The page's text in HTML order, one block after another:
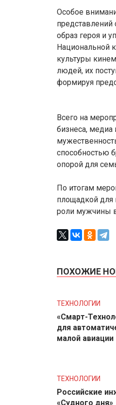
Особое
образ героя и
Национальной
культуры
людей, их
формируя
Всего на
бизнеса, медиа
способностью
опорой для
По итогам
площадкой для
роли мужчины
ПОХОЖИЕ
ТЕХНОЛОГИИ
«Смарт-
для
малой авиации
ТЕХНОЛОГИИ
Российские
«Судного дня»